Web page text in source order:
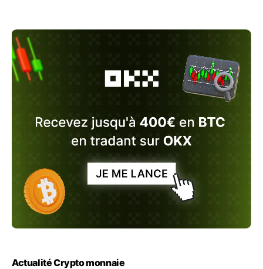
Actualité Crypto monnaie